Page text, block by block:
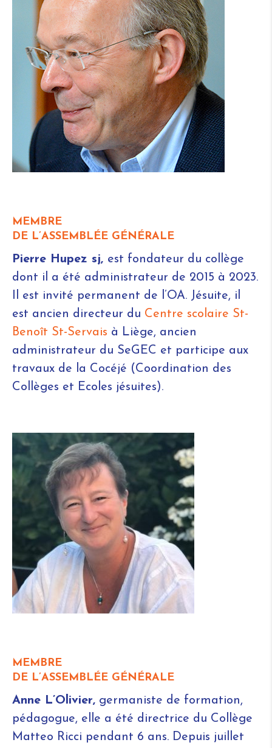
MEMBRE
DE L’ASSEMBLÉE GÉNÉRALE
Pierre Hupez sj, est fondateur du collège
dont il a été administrateur de 2015 à 2023.
Il est invité permanent de l’OA. Jésuite, il
est ancien directeur du Centre scolaire St-
Benoît St-Servais à Liège, ancien
administrateur du SeGEC et participe aux
travaux de la Cocéjé (Coordination des
Collèges et Ecoles jésuites).
MEMBRE
DE L’ASSEMBLÉE GÉNÉRALE
Anne L’Olivier, germaniste de formation,
pédagogue, elle a été directrice du Collège
Matteo Ricci pendant 6 ans. Depuis juillet